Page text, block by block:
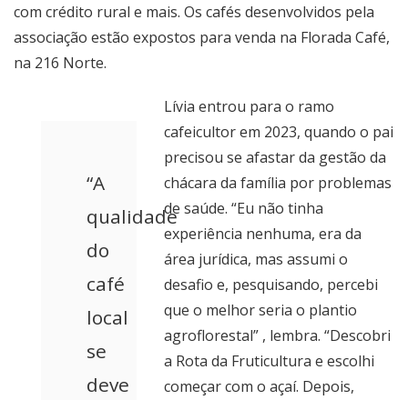
com crédito rural e mais. Os cafés desenvolvidos pela
associação estão expostos para venda na Florada Café,
na 216 Norte.
“A
qualidade
do
café
local
se
deve
Lívia entrou para o ramo
cafeicultor em 2023, quando o pai
precisou se afastar da gestão da
chácara da família por problemas
de saúde. “Eu não tinha
experiência nenhuma, era da
área jurídica, mas assumi o
desafio e, pesquisando, percebi
que o melhor seria o plantio
agroflorestal” , lembra. “Descobri
a Rota da Fruticultura e escolhi
começar com o açaí. Depois,